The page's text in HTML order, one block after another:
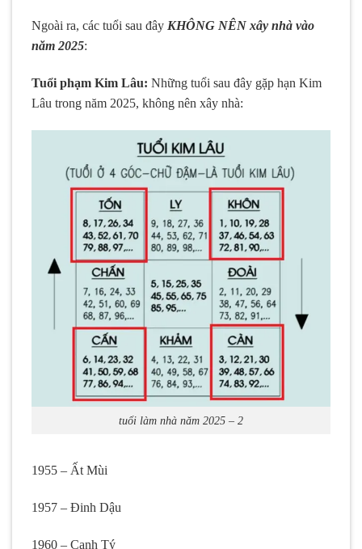
Ngoài ra, các tuổi sau đây KHÔNG NÊN xây nhà vào
năm 2025:
Tuổi phạm Kim Lâu: Những tuổi sau đây gặp hạn Kim
Lâu trong năm 2025, không nên xây nhà:
tuổi làm nhà năm 2025 – 2
1955 – Ất Mùi
1957 – Đinh Dậu
1960 – Canh Tý